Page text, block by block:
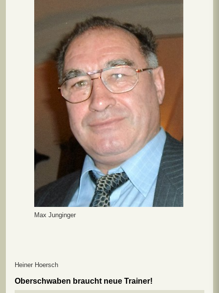
Max Junginger
Heiner Hoersch
Oberschwaben braucht neue Trainer!